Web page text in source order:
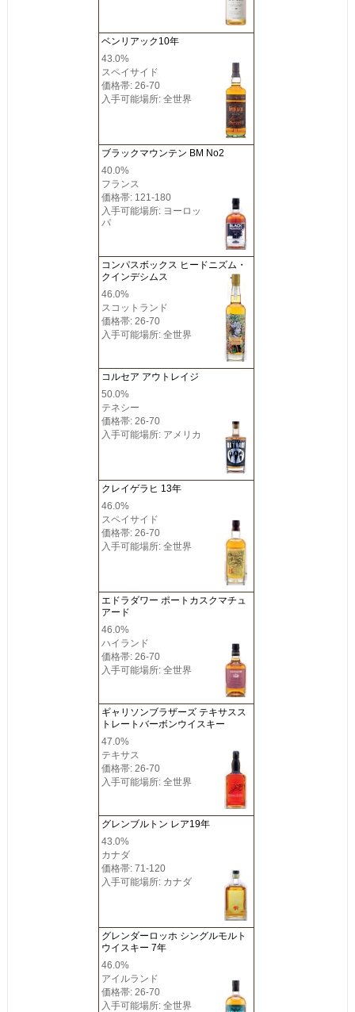
ベンリアック10年
43.0%
スペイサイド
価格帯: 26-70
入手可能場所: 全世界
ブラックマウンテン BM No2
40.0%
フランス
価格帯: 121-180
入手可能場所: ヨーロッ
パ
コンパスボックス ヒードニズム・
クインデシムス
46.0%
スコットランド
価格帯: 26-70
入手可能場所: 全世界
コルセア アウトレイジ
50.0%
テネシー
価格帯: 26-70
入手可能場所: アメリカ
クレイゲラヒ 13年
46.0%
スペイサイド
価格帯: 26-70
入手可能場所: 全世界
エドラダワー ポートカスクマチュ
アード
46.0%
ハイランド
価格帯: 26-70
入手可能場所: 全世界
ギャリソンブラザーズ テキサスス
トレートバーボンウイスキー
47.0%
テキサス
価格帯: 26-70
入手可能場所: 全世界
グレンブルトン レア19年
43.0%
カナダ
価格帯: 71-120
入手可能場所: カナダ
グレンダーロッホ シングルモルト
ウイスキー 7年
46.0%
アイルランド
価格帯: 26-70
入手可能場所: 全世界